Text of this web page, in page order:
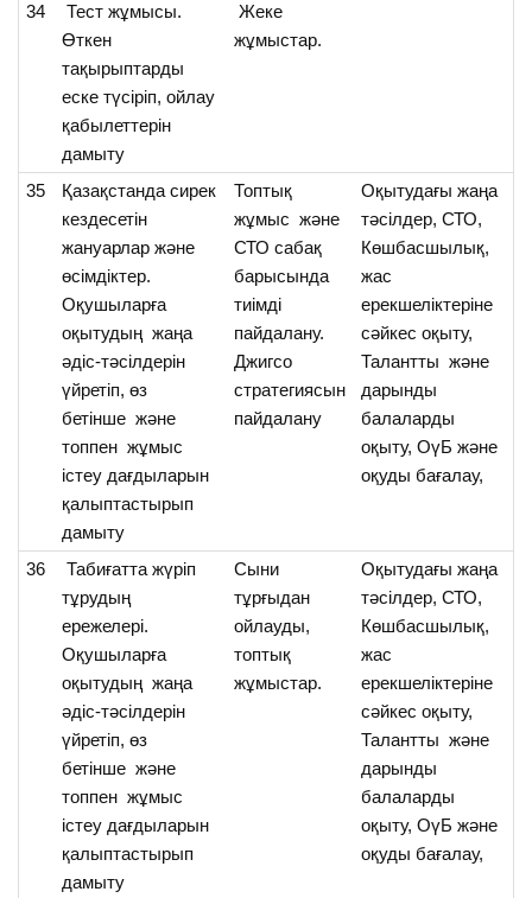
34
Тест жұмысы.
Өткен
тақырыптарды
еске түсіріп, ойлау
қабылеттерін
дамыту
Жеке
жұмыстар.
35
Қазақстанда сирек
кездесетін
жануарлар және
өсімдіктер.
Оқушыларға
оқытудың жаңа
әдіс-тәсілдерін
үйретіп, өз
бетінше және
топпен жұмыс
істеу дағдыларын
қалыптастырып
дамыту
Топтық
жұмыс және
СТО сабақ
барысында
тиімді
пайдалану.
Джигсо
стратегиясын
пайдалану
Оқытудағы жаңа
тәсілдер, СТО,
Көшбасшылық,
жас
ерекшеліктеріне
сәйкес оқыту,
Талантты және
дарынды
балаларды
оқыту, ОүБ және
оқуды бағалау,
36
Табиғатта жүріп
тұрудың
ережелері.
Оқушыларға
оқытудың жаңа
әдіс-тәсілдерін
үйретіп, өз
бетінше және
топпен жұмыс
істеу дағдыларын
қалыптастырып
дамыту
Сыни
тұрғыдан
ойлауды,
топтық
жұмыстар.
Оқытудағы жаңа
тәсілдер, СТО,
Көшбасшылық,
жас
ерекшеліктеріне
сәйкес оқыту,
Талантты және
дарынды
балаларды
оқыту, ОүБ және
оқуды бағалау,